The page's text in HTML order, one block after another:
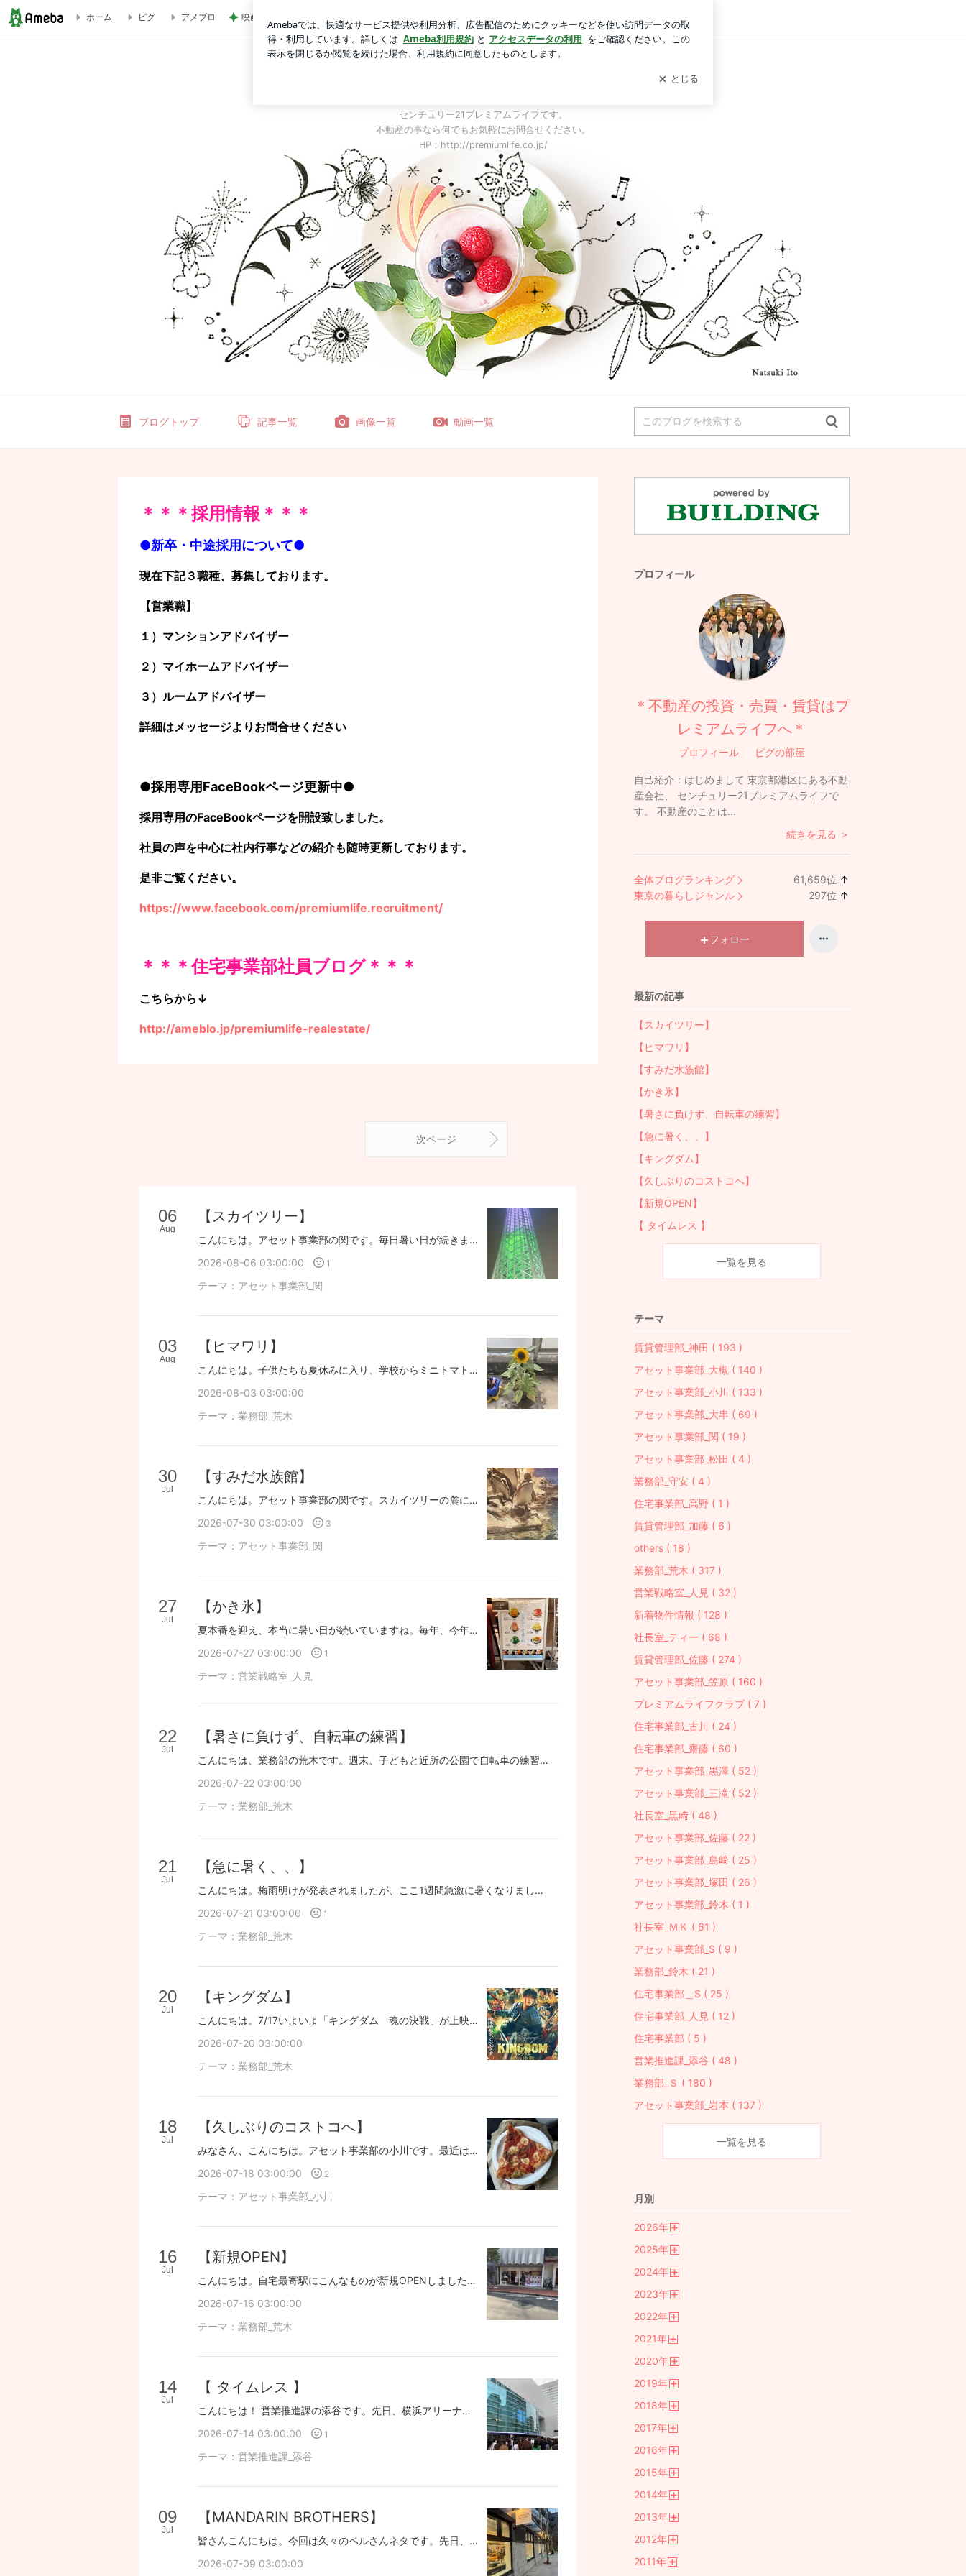
プレミアムライフ社員ブログ（センチュリー21加盟店）
ホーム ピグ アメブロ 映画の特典が娘に取られ行方不明 ログイン
プレミアムライフ社員ブログ（センチュリー21加盟店）
センチュリー21プレミアムライフです。
不動産の事なら何でもお気軽にお問合せください。
HP：http://premiumlife.co.jp/
ブログトップ 記事一覧 画像一覧 動画一覧
＊＊＊採用情報＊＊＊
●新卒・中途採用について●
現在下記３職種、募集しております。
【営業職】
１）マンションアドバイザー
２）マイホームアドバイザー
３）ルームアドバイザー
詳細はメッセージよりお問合せください
●採用専用FaceBookページ更新中●
採用専用のFaceBookページを開設致しました。
社員の声を中心に社内行事などの紹介も随時更新しております。
是非ご覧ください。
https://www.facebook.com/premiumlife.recruitment/
＊＊＊住宅事業部社員ブログ＊＊＊
こちらから↓
http://ameblo.jp/premiumlife-realestate/
次ページ
06
Aug
【スカイツリー】
こんにちは。アセット事業部の関です。毎日暑い日が続きますね。そんな時スカイツリーに行けば、ソラマチもあり、ショッピングも楽しめるし、水族館もプラネタリウムもありますよ。夏の間は野外BBQもやっていました。おすすめおでかけスポットです♪皆さんも是非！それではまた。長期保有で10倍メリット！将来の備えに安心安定の不動産投資はこちら↓↓～Dr.マンション経営～https://mansion-investment-tokyo.com
2026-08-06 03:00:00
1
テーマ： アセット事業部_関
03
Aug
【ヒマワリ】
こんにちは。子供たちも夏休みに入り、学校からミニトマトを持って帰ってきたり、長女は保育園からヒマワリの種をもらってきたりと、ベランダで育てています。保育園からもらうヒマワリは毎年育てているのですが、一度も綺麗に咲いたことがなく。。。今年は1日2回の水やりや栄養などもしっかり上げた結果がこちら！とてもきれいに咲きました。ここまできれいに咲くのは初めてだったので、朝起きた時には娘も嬉しそうでした。それではまた。長期保有で10倍メリット！将来の備えに安心安定の不動産投資はこちら↓↓～Dr.マンション経営～https://mansion-investment-tokyo.com
2026-08-03 03:00:00
テーマ： 業務部_荒木
30
Jul
【すみだ水族館】
こんにちは。アセット事業部の関です。スカイツリーの麓にある、すみだ水族館に行って来ました。猛暑の中、涼しい室内での鑑賞は最高です。イルカショーとかがある水族館ではないけど、ペンギン達の相関図があったり、とても癒されました♪皆さんも是非、行ってみてください。それではまた。長期保有で10倍メリット！将来の備えに安心安定の不動産投資はこちら↓↓～Dr.マンション経営～https://mansion-investment-tokyo.com
2026-07-30 03:00:00
3
テーマ： アセット事業部_関
27
Jul
【かき氷】
夏本番を迎え、本当に暑い日が続いていますね。毎年、今年は暑いと言っていますが、今年は尋常じゃない暑さです…。朝から晩まで暑くしかも酷暑…。幼少期は30度超えただけでニュースでしたが、十数年でここまで変わると本当に温暖化を感じます。最近は朝のお散歩も6時前には出るようにしているのですが、その時間でも29～30度はある状態です。愛犬のベルさんは暑すぎると動かなくなるので、もっと早くお散歩に出るようになりそうです。そんな暑い日は冷たいものを食べたくなりますね。そんな中、先日上司にスペシャルなものをご馳走になりました。田町 銭場精肉店夏季限定メニューこのメニューは店舗のスタッフさんが手書きです！！絵も文字もスタッフさん手作り！凄いですよね！デザイナーさんが作ったのかと思うクオリティです。おすすめやかき氷を始めた経緯などいろいろ教えてくださり、とても感じの良いスタッフさんでした。今回ご馳走になったかき氷はこちら！「ごろっと贅沢もも」桃好きな私には大満足の味とボリューム！これだけで結構お腹いっぱいになりました。お店公式Instagramhttps://www.instagram.com/p/Dawz1KtkwN0/最後に、ドッグランを前に暑くてなかなか車から出してもらえないベルさんをお届けします笑では。長期保有で10倍メリット！将来の備えに安心安定の不動産投資はこちら↓↓～Dr.マンション経営～https://mansion-investment-tokyo.com
2026-07-27 03:00:00
1
テーマ： 営業戦略室_人見
22
Jul
【暑さに負けず、自転車の練習】
こんにちは、業務部の荒木です。週末、子どもと近所の公園で自転車の練習をしてきました🚲連日の厳しい暑さの中、汗だくになりながらも「もう一回やる！」と何度も挑戦する姿には、こちらが励まされるほどでした。補助輪を外したばかりで、最初はふらふらと転んでばかり。それでも諦めずに練習を重ね、最後にはちょっとだけですがひとりで漕げるようになりました。頑張った後の「できた！」という満面の笑みは格別でしたね。熱中症対策で水分補給と休憩をこまめに挟みながらでしたが、暑さに負けずに頑張る姿を見て、こちらも夏の業務を頑張ろうと元気をもらいました。皆さんも暑さ対策を万全に、良い週末をお過ごしください。長期保有で10倍メリット！将来の備えに安心安定の不動産投資はこちら↓↓～Dr.マンション経営～https://mansion-investment-tokyo.com
2026-07-22 03:00:00
テーマ： 業務部_荒木
21
Jul
【急に暑く、、】
こんにちは。梅雨明けが発表されましたが、ここ1週間急激に暑くなりました。平日は子供を自転車で送って、保育園から駅まで5分程度なので問題ないのですが、土曜日や祝日は自宅から駅まで徒歩12分ほど。。。今年はついに日傘デビューをしました。日傘を使うだけで体感温度が全然変わり、すごく快適です。Amazonセールで口コミの良いものを購入しましたが、私には少し小さいのが難点です。。。笑それではまた。長期保有で10倍メリット！将来の備えに安心安定の不動産投資はこちら↓↓～Dr.マンション経営～https://mansion-investment-tokyo.com
2026-07-21 03:00:00
1
テーマ： 業務部_荒木
20
Jul
【キングダム】
こんにちは。7/17いよいよ「キングダム 魂の決戦」が上映開始しました。※HPより今回は「合従軍」編ということで、漫画の中でも長編になります。まだ見れていませんが、どこまで続くのか、続きもあるのかなと予想しておりますが、見に行くタイミングを伺っています。笑それではまた。長期保有で10倍メリット！将来の備えに安心安定の不動産投資はこちら↓↓～Dr.マンション経営～https://mansion-investment-tokyo.com
2026-07-20 03:00:00
テーマ： 業務部_荒木
18
Jul
【久しぶりのコストコへ】
みなさん、こんにちは。アセット事業部の小川です。最近は暑い日が続いていますね。休日は外出するにも少し勇気がいりますが、そんな中、久しぶりにコストコへ行ってきました。東京に住んでいると、なかなか気軽には行けませんが、やっぱりコストコは良いですね。店内に入ると、そのスケール感に圧倒されます。大容量の商品がずらりと並ぶ光景は、何度見てもワクワクします。今回も食品を中心にたくさん買い込み、帰りには大好きなマルゲリータピザを食べました。ボリューム満点で、久しぶりに食べても変わらないおいしさでした。学生時代にコストコでアルバイトをしていた頃を思い出しながら、とても楽しい休日を過ごすことができました。また時間を見つけて、買い物に行きたいと思います。長期保有で10倍メリット！将来の備えに安心安定の不動産投資はこちら↓↓～Dr.マンション経営～https://mansion-investment-tokyo.com
2026-07-18 03:00:00
2
テーマ： アセット事業部_小川
16
Jul
【新規OPEN】
こんにちは。自宅最寄駅にこんなものが新規OPENしました。世間一般で言う、ファンシーショップと呼ばれるお店で、流行りのシールなどがたくさん売っております。たまたま通りかかり、妻と娘に連絡をしたところ、私の帰宅と入れ替わりですぐにショップへ。予想以上にいろいろと売っていたようで、楽しんで帰ってきました。それではまた。長期保有で10倍メリット！将来の備えに安心安定の不動産投資はこちら↓↓～Dr.マンション経営～https://mansion-investment-tokyo.com
2026-07-16 03:00:00
テーマ： 業務部_荒木
14
Jul
【 タイムレス 】
こんにちは！ 営業推進課の添谷です。先日、横浜アリーナにて開催されました『We're timelesz LIVE TOUR 2026 episode2 MOMENTUM』 へ行ってまいりました！これまでアイドルのライブ、しかも男性グループのステージを体感する機会がなかった私にとって、今回はまさに未知の世界への挑戦でした。会場周辺の熱気に圧倒されつつ席へ向かうと、これまでに味わったことのない新鮮な緊張感が……！しかし、いざ開演するとその華やかな世界観に一瞬で引き込まれました。周囲の熱量に背中を押されるように、私もいつの間にか夢中になってステージを見つめていました。若い頃であれば、その完璧な格好良さに少し気後れしていたかもしれません。ですが、歳を重ねた今だからこそ、ファンの皆さんを幸せにするために全力でプロフェッショナルに徹するメンバーの皆さんの姿が、とても尊く、深く心に響きました。ものの見方や感じ方は、年齢とともに豊かになっていくものですね。普段の生活では得られない特別な感動をいただき、心から感謝しております。素晴らしいステージを作り上げてくださったメンバーの皆さん、スタッフの皆さん、そして会場を一体にしていたファンの皆さん、素敵な時間をありがとうございました！またいつか、この感動を味わいに足を運んでみたいと思います♪それでは、また！長期保有で10倍メリット！将来の備えに安心安定の不動産投資はこちら↓↓～Dr.マンション経営～https://mansion-investment-tokyo.com
2026-07-14 03:00:00
1
テーマ： 営業推進課_添谷
09
Jul
【MANDARIN BROTHERS】
皆さんこんにちは。今回は久々のベルさんネタです。先日、ベルさんの洋服やグッズでお世話になっている「MANDARIN BROTHERS」の実店舗に行ってきました！＜公式サイト＞https://www.mandarinebrothers.shop/＜店舗サイト＞https://www.mandarinebrothers.shop/view/news/20250722130831あまりお店で出てくるおやつは食べないベルさんですが、テーブルで出てきただけで興味深々でした。椅子の上では大人しくしていたのですが、おもちゃコーナーに行ったらグイグイ引っ張りお友達とのクン活も止まらず、店内にマーキングしてしまいました。お姉さんが「気にしないでください！」って笑顔で拭いてくれました。まさかの事態にシートを持ってきていなかったので大変助かりました。ベルさんの体形にはこちらの商品がベストサイズなのでこれからも重宝させていただきます！返りにはドッグランに寄ってこの表情！良い1日になったようで良かったです笑では。長期保有で10倍メリット！将来の備えに安心安定の不動産投資はこちら↓↓～Dr.マンション経営～https://mansion-investment-tokyo.com
2026-07-09 03:00:00
プロフィール
＊不動産の投資・売買・賃貸はプ
レミアムライフへ＊
プロフィール ピグの部屋
自己紹介： はじめまして 東京都港区にある不動
産会社、 センチュリー21プレミアムライフで
す。 不動産のことは...
続きを見る ＞
全体ブログランキング 61,659位 ↑
東京の暮らしジャンル 297位 ↑
フォロー
最新の記事
【スカイツリー】
【ヒマワリ】
【すみだ水族館】
【かき氷】
【暑さに負けず、自転車の練習】
【急に暑く、、】
【キングダム】
【久しぶりのコストコへ】
【新規OPEN】
【 タイムレス 】
一覧を見る
テーマ
賃貸管理部_神田 ( 193 )
アセット事業部_大槻 ( 140 )
アセット事業部_小川 ( 133 )
アセット事業部_大串 ( 69 )
アセット事業部_関 ( 19 )
アセット事業部_松田 ( 4 )
業務部_守安 ( 4 )
住宅事業部_高野 ( 1 )
賃貸管理部_加藤 ( 6 )
others ( 18 )
業務部_荒木 ( 317 )
営業戦略室_人見 ( 32 )
新着物件情報 ( 128 )
社長室_ティー ( 68 )
賃貸管理部_佐藤 ( 274 )
アセット事業部_笠原 ( 160 )
プレミアムライフクラブ ( 7 )
住宅事業部_古川 ( 24 )
住宅事業部_齋藤 ( 60 )
アセット事業部_黒澤 ( 52 )
アセット事業部_三滝 ( 52 )
社長室_黒﨑 ( 48 )
アセット事業部_佐藤 ( 22 )
アセット事業部_島﨑 ( 25 )
アセット事業部_塚田 ( 26 )
アセット事業部_鈴木 ( 1 )
社長室_ＭＫ ( 61 )
アセット事業部_S ( 9 )
業務部_鈴木 ( 21 )
住宅事業部＿S ( 25 )
住宅事業部_人見 ( 12 )
住宅事業部 ( 5 )
営業推進課_添谷 ( 48 )
業務部_Ｓ ( 180 )
アセット事業部_岩本 ( 137 )
一覧を見る
月別
2026年
2025年
2024年
2023年
2022年
2021年
2020年
2019年
2018年
2017年
2016年
2015年
2014年
2013年
2012年
2011年